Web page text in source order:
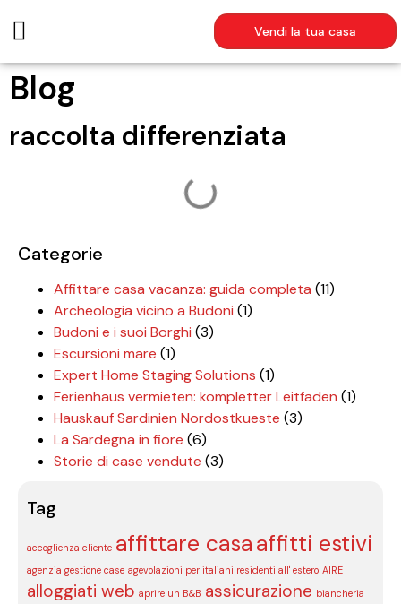
Vendi la tua casa
Blog
raccolta differenziata
Categorie
Affittare casa vacanza: guida completa (11)
Archeologia vicino a Budoni (1)
Budoni e i suoi Borghi (3)
Escursioni mare (1)
Expert Home Staging Solutions (1)
Ferienhaus vermieten: kompletter Leitfaden (1)
Hauskauf Sardinien Nordostkueste (3)
La Sardegna in fiore (6)
Storie di case vendute (3)
Tag
accoglienza cliente affittare casaaffitti estivi
agenzia gestione case agevolazioni per italiani residenti all' estero AIRE
alloggiati web aprire un B&B assicurazione biancheria